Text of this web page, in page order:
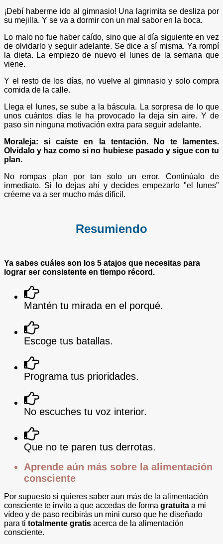
¡Debí haberme ido al gimnasio! Una lagrimita se desliza por
su mejilla. Y se va a dormir con un mal sabor en la boca.
Lo malo no fue haber caído, sino que al día siguiente en vez
de olvidarlo y seguir adelante. Se dice a sí misma. Ya rompí
la dieta. La empiezo de nuevo el lunes de la semana que
viene.
Y el resto de los días, no vuelve al gimnasio y solo compra
comida de la calle.
Llega el lunes, se sube a la báscula. La sorpresa de lo que
unos cuántos días le ha provocado la deja sin aire. Y de
paso sin ninguna motivación extra para seguir adelante.
Moraleja: si caíste en la tentación. No te lamentes.
Olvídalo y haz como si no hubiese pasado y sigue con tu
plan.
No rompas plan por tan solo un error. Continúalo de
inmediato. Si lo dejas ahí y decides empezarlo "el lunes"
créeme va a ser mucho más difícil.
Resumiendo
Ya sabes cuáles son los 5 atajos que necesitas para
lograr ser consistente en tiempo récord.
Mantén tu mirada en el porqué.
Escoge tus batallas.
Programa tus prioridades.
No escuches tu voz interior.
Que no te paren tus derrotas.
Aprende aún más sobre la alimentación
consciente
Por supuesto si quieres saber aun más de la alimentación
consciente te invito a que accedas de forma gratuita a mi
vídeo y de paso recibirás un mini curso que he diseñado
para ti totalmente gratis acerca de la alimentación
consciente.